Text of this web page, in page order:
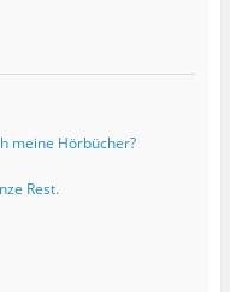
meine Hörbücher?
Rest.